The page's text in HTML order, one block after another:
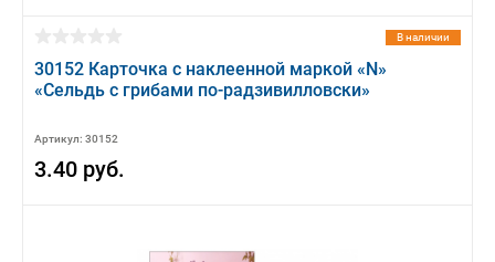
В наличии
30152 Карточка с наклеенной маркой «N»
«Сельдь с грибами по-радзивилловски»
Артикул: 30152
3.40 руб.